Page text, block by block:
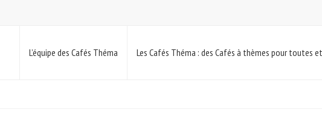
L’équipe des Cafés Théma Les Cafés Théma : des Cafés à thèmes pour toutes